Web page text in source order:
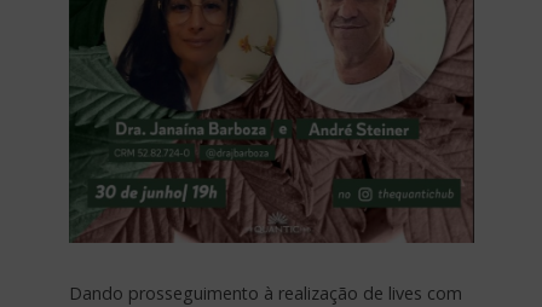
Dando prosseguimento à realização de lives com